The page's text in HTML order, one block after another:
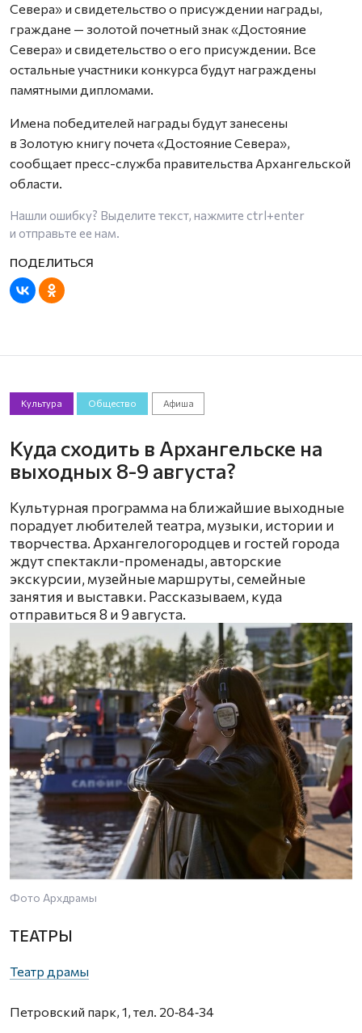
Севера» и свидетельство о присуждении награды,
граждане — золотой почетный знак «Достояние
Севера» и свидетельство о его присуждении. Все
остальные участники конкурса будут награждены
памятными дипломами.
Имена победителей награды будут занесены
в Золотую книгу почета «Достояние Севера»,
сообщает пресс-служба правительства Архангельской
области.
Нашли ошибку? Выделите текст, нажмите ctrl+enter
и отправьте ее нам.
Культура Общество Афиша
Куда сходить в Архангельске на
выходных 8-9 августа?
Культурная программа на ближайшие выходные
порадует любителей театра, музыки, истории и
творчества. Архангелогородцев и гостей города
ждут спектакли-променады, авторские
экскурсии, музейные маршруты, семейные
занятия и выставки. Рассказываем, куда
отправиться 8 и 9 августа.
Фото Архдрамы
ТЕАТРЫ
Театр драмы
Петровский парк, 1, тел. 20‑84‑34